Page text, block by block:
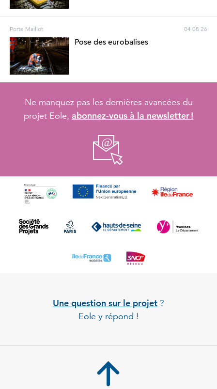
Porte Maillot 04 08 26
Pose des eurobalises
Ne manquez pas les dernières avancées du
projet Eole, abonnez-vous à la newsletter !
Une question sur le projet ?
Eole y répond !